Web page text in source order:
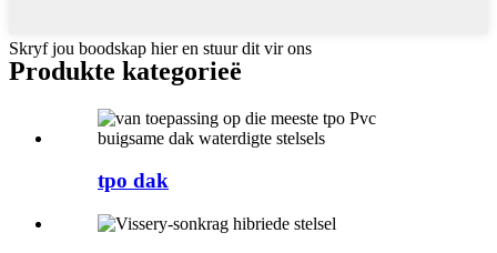
Skryf jou boodskap hier en stuur dit vir ons
Produkte kategorieë
tpo dak